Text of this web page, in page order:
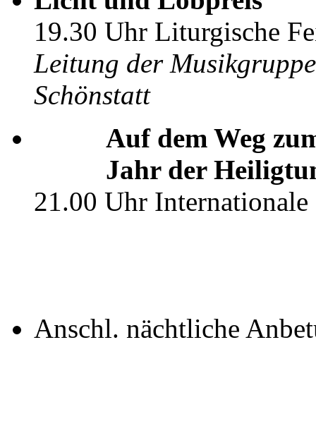
19.30 Uhr Liturgische
Leitung der
Schönstatt
Auf dem Weg
Jahr der
21.00 Uhr
Anschl. nächtliche